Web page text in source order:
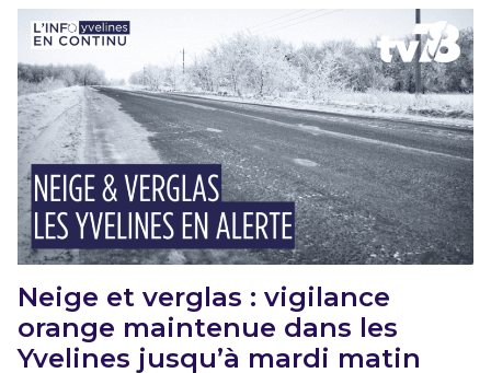
Neige et verglas : vigilance
orange maintenue dans les
Yvelines jusqu’à mardi matin